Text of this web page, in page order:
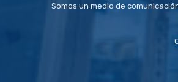
Somos un medio de